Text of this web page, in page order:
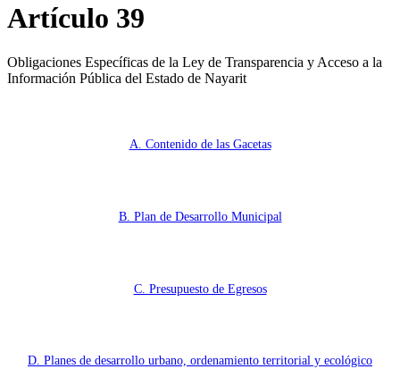
Artículo 39
Obligaciones Específicas de la Ley de Transparencia y Acceso a la
Información Pública del Estado de Nayarit
A. Contenido de las Gacetas
B. Plan de Desarrollo Municipal
C. Presupuesto de Egresos
D. Planes de desarrollo urbano, ordenamiento territorial y ecológico